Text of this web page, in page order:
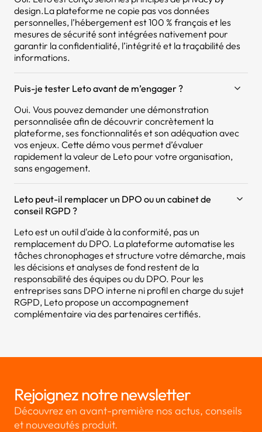
design.La plateforme ne copie pas vos données
personnelles, l’hébergement est 100 % français et les
mesures de sécurité sont intégrées nativement pour
garantir la confidentialité, l’intégrité et la traçabilité des
informations.
Puis-je tester Leto avant de m’engager ?
Oui. Vous pouvez demander une démonstration
personnalisée afin de découvrir concrètement la
plateforme, ses fonctionnalités et son adéquation avec
vos enjeux. Cette démo vous permet d’évaluer
rapidement la valeur de Leto pour votre organisation,
sans engagement.
Leto peut-il remplacer un DPO ou un cabinet de
conseil RGPD ?
Leto est un outil d'aide à la conformité, pas un
remplacement du DPO. La plateforme automatise les
tâches chronophages et structure votre démarche, mais
les décisions et analyses de fond restent de la
responsabilité des équipes ou du DPO. Pour les
entreprises sans DPO interne ni profil en charge du sujet
RGPD, Leto propose un accompagnement
complémentaire via des partenaires certifiés.
Rejoignez notre newsletter
Découvrez en avant-première nos actus, conseils
et nouveautés produit.